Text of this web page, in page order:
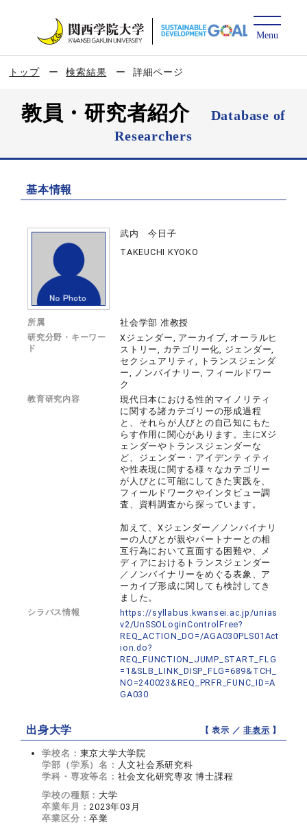
トップ 検索結果 詳細ページ
教員・研究者紹介
Database of
Researchers
基本情報
武内 今日子
TAKEUCHI KYOKO
所属 社会学部 准教授
研究分野・キーワー
ド
Xジェンダー, アーカイブ, オーラルヒ
ストリー, カテゴリー化, ジェンダー,
セクシュアリティ, トランスジェンダ
ー, ノンバイナリー, フィールドワー
ク
教育研究内容
現代日本における性的マイノリティ
に関する諸カテゴリーの形成過程
と、それらが人びとの自己知にもた
らす作用に関心があります。主にXジ
ェンダーやトランスジェンダーな
ど、ジェンダー・アイデンティティ
や性表現に関する様々なカテゴリー
が人びとに可能にしてきた実践を、
フィールドワークやインタビュー調
査、資料調査から探っています。
加えて、Xジェンダー／ノンバイナリ
ーの人びとが親やパートナーとの相
互行為において直面する困難や、メ
ディアにおけるトランスジェンダー
／ノンバイナリーをめぐる表象、ア
ーカイブ形成に関しても検討してき
ました。
シラバス情報
https://syllabus.kwansei.ac.jp/unias
v2/UnSSOLoginControlFree?
REQ_ACTION_DO=/AGA030PLS01Act
ion.do?
REQ_FUNCTION_JUMP_START_FLG
=1&SLB_LINK_DISP_FLG=689&TCH_
NO=240023&REQ_PRFR_FUNC_ID=A
GA030
出身大学 【 表示 ／非表示 】
学校名： 東京大学大学院
学部（学系）名： 人文社会系研究科
学科・専攻等名： 社会文化研究専攻 博士課程
学校の種類： 大学
卒業年月：2023年03月
卒業区分：卒業